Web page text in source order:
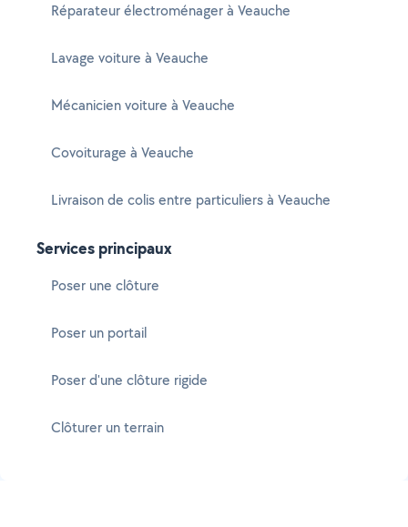
Réparateur électroménager à Veauche
Lavage voiture à Veauche
Mécanicien voiture à Veauche
Covoiturage à Veauche
Livraison de colis entre particuliers à Veauche
Services principaux
Poser une clôture
Poser un portail
Poser d'une clôture rigide
Clôturer un terrain